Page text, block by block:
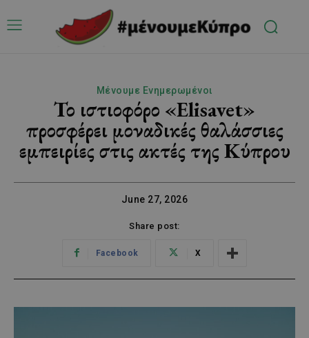
Μένουμε Ενημερωμένοι
Το ιστιοφόρο «Elisavet»
προσφέρει μοναδικές θαλάσσιες
εμπειρίες στις ακτές της Κύπρου
June 27, 2026
Share post:
Facebook X